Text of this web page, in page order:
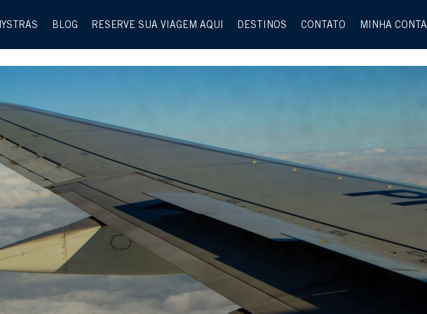
BLOG RESERVE SUA VIAGEM AQUI DESTINOS CONTATO MINHA CONTA